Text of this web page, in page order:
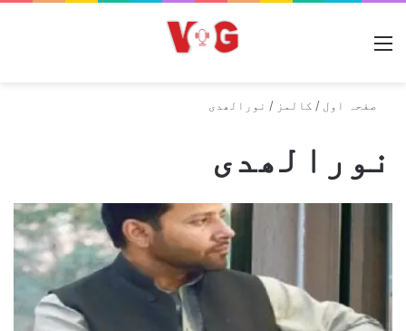
صفحہ اول / کالمز / نورالھدی
نورالھدی